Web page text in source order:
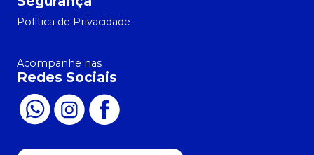
Política de Privacidade
Acompanhe nas
Redes Sociais